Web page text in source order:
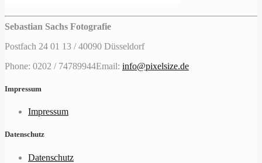
Sebastian Sachs Fotografie
Postfach 24 01 13 / 40090 Düsseldorf
Phone: 0202 / 74789944Email: info@pixelsize.de
Impressum
Impressum
Datenschutz
Datenschutz